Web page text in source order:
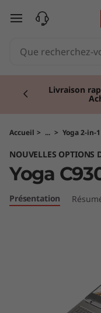
Y
9
3
0
passer au contenu
Livraison
Accueil > ... > Yoga 2-in-
NOUVELLES OPTIONS
Yoga
Présentation